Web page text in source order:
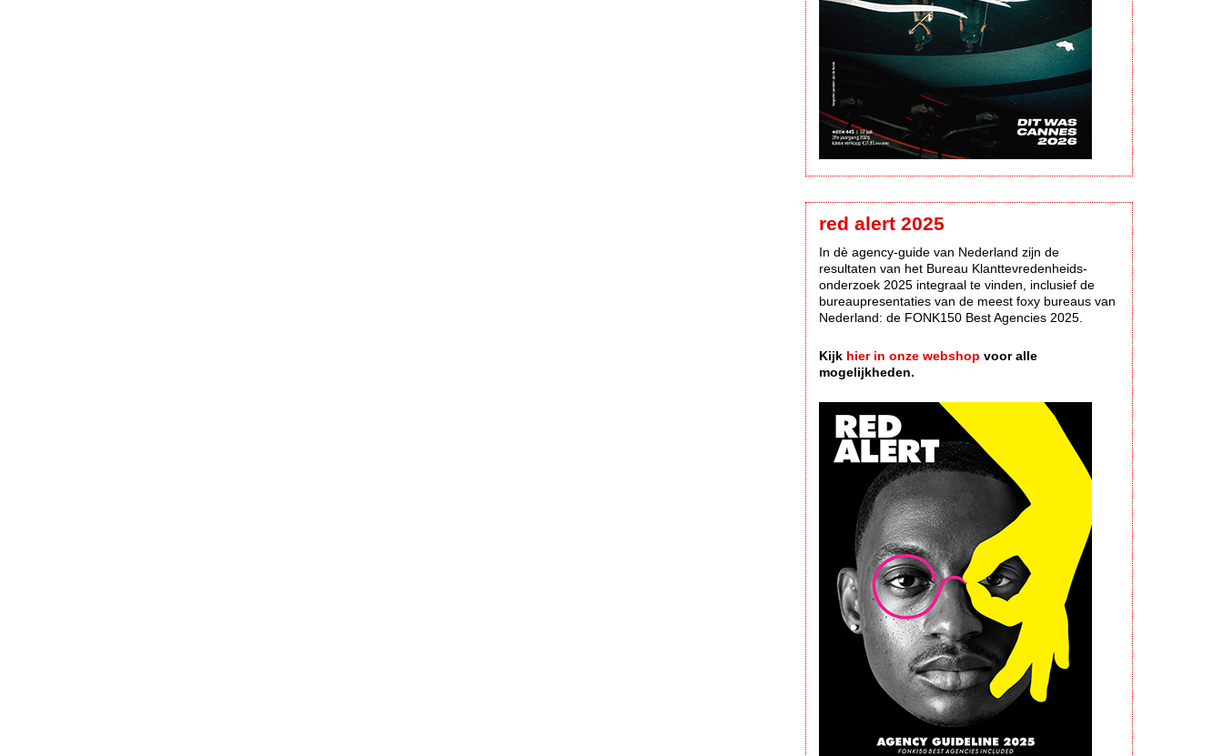
red alert 2025
In dè agency-guide van Nederland zijn de
resultaten van het Bureau Klanttevredenheids-
onderzoek 2025 integraal te vinden, inclusief de
bureaupresentaties van de meest foxy bureaus van
Nederland: de FONK150 Best Agencies 2025.
Kijk hier in onze webshop voor alle
mogelijkheden.